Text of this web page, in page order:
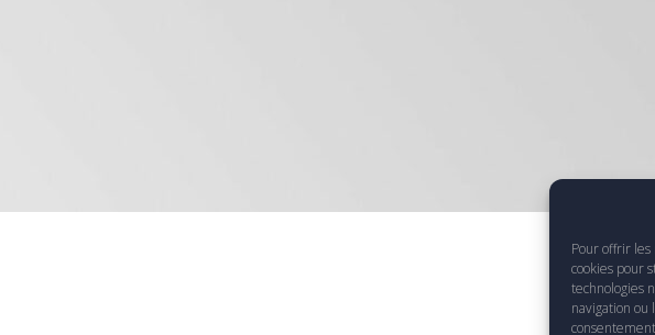
Pour offrir
cookies pour
technologies
navigation ou